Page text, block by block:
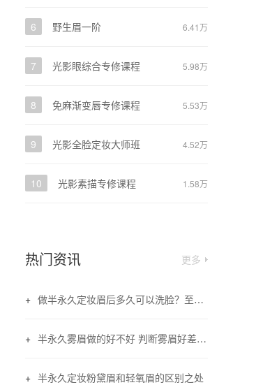
6.41万
6 野生眉一阶
5.98万
7 光影眼综合专修课程
5.53万
8 免麻渐变唇专修课程
4.52万
9 光影全脸定妆大师班
1.58万
10 光影素描专修课程
更多
热门资讯
做半永久定妆眉后多久可以洗脸？至少三天皮肤恢复即可
半永久雾眉做的好不好 判断雾眉好差的三大要素
半永久定妆粉黛眉和轻氧眉的区别之处